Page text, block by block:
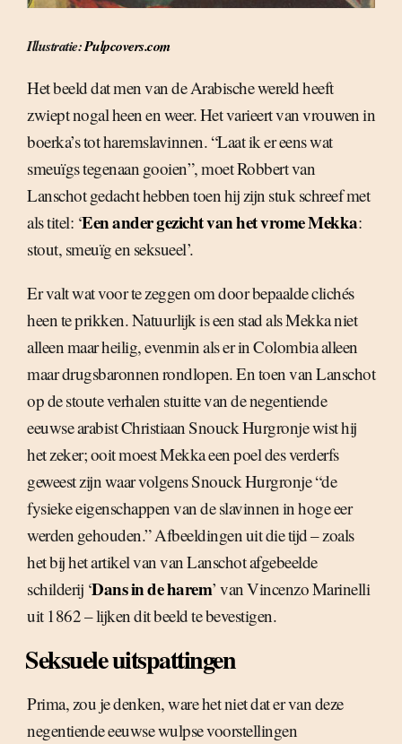
Illustratie:Pulpcovers.com
Het beeld dat men van de Arabische wereld heeft
zwiept nogal heen en weer. Het varieert van vrouwen in
boerka’s tot haremslavinnen. “Laat ik er eens wat
smeuïgs tegenaan gooien”, moet Robbert van
Lanschot gedacht hebben toen hij zijn stuk schreef met
als titel: ‘Een ander gezicht van het vrome Mekka:
stout, smeuïg en seksueel’.
Er valt wat voor te zeggen om door bepaalde clichés
heen te prikken. Natuurlijk is een stad als Mekka niet
alleen maar heilig, evenmin als er in Colombia alleen
maar drugsbaronnen rondlopen. En toen van Lanschot
op de stoute verhalen stuitte van de negentiende
eeuwse arabist Christiaan Snouck Hurgronje wist hij
het zeker; ooit moest Mekka een poel des verderfs
geweest zijn waar volgens Snouck Hurgronje “de
fysieke eigenschappen van de slavinnen in hoge eer
werden gehouden.” Afbeeldingen uit die tijd – zoals
het bij het artikel van van Lanschot afgebeelde
schilderij ‘Dans in de harem’ van Vincenzo Marinelli
uit 1862 – lijken dit beeld te bevestigen.
Seksuele uitspattingen
Prima, zou je denken, ware het niet dat er van deze
negentiende eeuwse wulpse voorstellingen